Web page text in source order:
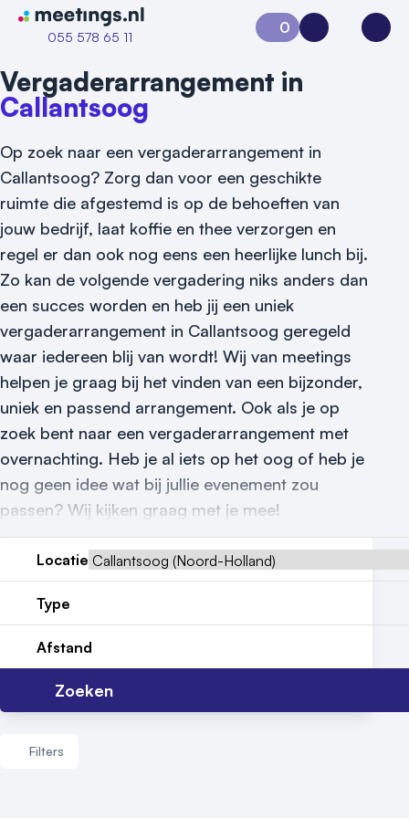
Naar home van Meetings
055 578 65 11
Vraag locatie aan
Locatiegids
Meld locatie aan
Nieuws
Reviews (5⭐️)
Contact
0
Aanvraag 0Inloggen
Vergaderarrangement in
Callantsoog
Op zoek naar een vergaderarrangement in
Callantsoog? Zorg dan voor een geschikte
ruimte die afgestemd is op de behoeften van
jouw bedrijf, laat koffie en thee verzorgen en
regel er dan ook nog eens een heerlijke lunch bij.
Zo kan de volgende vergadering niks anders dan
een succes worden en heb jij een uniek
vergaderarrangement in Callantsoog geregeld
waar iedereen blij van wordt! Wij van meetings
helpen je graag bij het vinden van een bijzonder,
uniek en passend arrangement. Ook als je op
zoek bent naar een vergaderarrangement met
overnachting. Heb je al iets op het oog of heb je
nog geen idee wat bij jullie evenement zou
passen? Wij kijken graag met je mee!
Locatie
Type
Afstand
Zoeken
Filters